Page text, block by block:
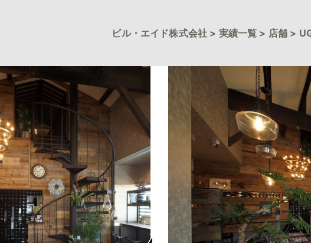
ビル・エイド株式会社 > 実績一覧 > 店舗 >